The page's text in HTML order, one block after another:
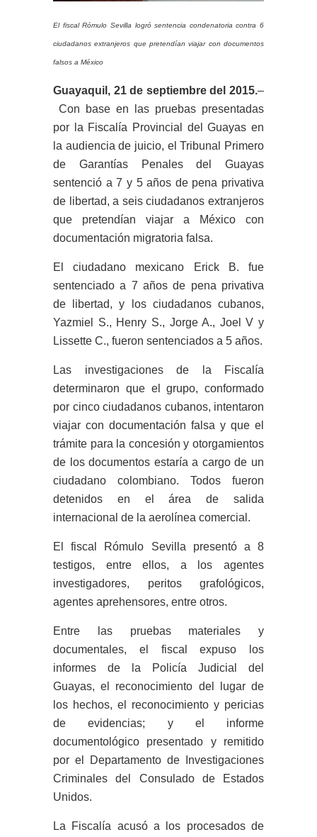
El fiscal Rómulo Sevilla logró sentencia condenatoria contra 6
ciudadanos extranjeros que pretendían viajar con documentos
falsos a México
Guayaquil, 21 de septiembre del 2015.–
Con base en las pruebas presentadas
por la Fiscalía Provincial del Guayas en
la audiencia de juicio, el Tribunal Primero
de Garantías Penales del Guayas
sentenció a 7 y 5 años de pena privativa
de libertad, a seis ciudadanos extranjeros
que pretendían viajar a México con
documentación migratoria falsa.
El ciudadano mexicano Erick B. fue
sentenciado a 7 años de pena privativa
de libertad, y los ciudadanos cubanos,
Yazmiel S., Henry S., Jorge A., Joel V y
Lissette C., fueron sentenciados a 5 años.
Las investigaciones de la Fiscalía
determinaron que el grupo, conformado
por cinco ciudadanos cubanos, intentaron
viajar con documentación falsa y que el
trámite para la concesión y otorgamientos
de los documentos estaría a cargo de un
ciudadano colombiano. Todos fueron
detenidos en el área de salida
internacional de la aerolínea comercial.
El fiscal Rómulo Sevilla presentó a 8
testigos, entre ellos, a los agentes
investigadores, peritos grafológicos,
agentes aprehensores, entre otros.
Entre las pruebas materiales y
documentales, el fiscal expuso los
informes de la Policía Judicial del
Guayas, el reconocimiento del lugar de
los hechos, el reconocimiento y pericias
de evidencias; y el informe
documentológico presentado y remitido
por el Departamento de Investigaciones
Criminales del Consulado de Estados
Unidos.
La Fiscalía acusó a los procesados de